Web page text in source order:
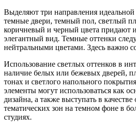
Выделяют три направления
темные двери, темный пол, светлый
коричневый и черный цвета придают
элегантный вид. Темные оттенки
нейтральными цветами. Здесь важно
Использование светлых оттенков в
наличие белых или бежевых дверей,
тонах и светлого напольного
элементы могут использоваться как
дизайна, а также выступать в
тематических зон на темном фоне в
студиях.